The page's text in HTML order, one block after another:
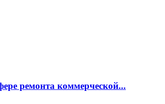
ремонта коммерческой...